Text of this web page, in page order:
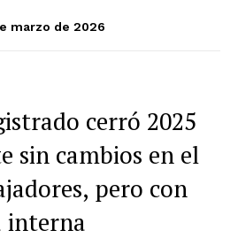
marzo de 2026
cerró 2025
sin cambios en el
pero con
interna